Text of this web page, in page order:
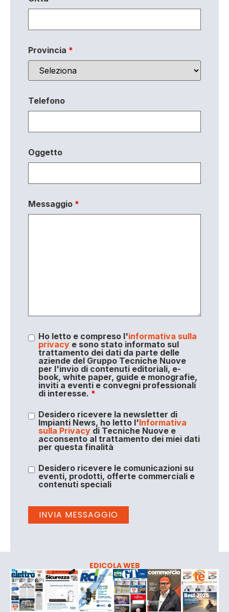
Provincia *
Telefono
Oggetto
Messaggio *
Ho letto e compreso l'informativa sulla
privacye sono stato informato sul
trattamento dei dati da parte delle
aziende del Gruppo Tecniche Nuove
per l'invio di contenuti editoriali, e-
book, white paper, guide e monografie,
inviti a eventi e convegni professionali
di interesse. *
Desidero ricevere la newsletter di
Impianti News, ho letto l'Informativa
sulla Privacydi Tecniche Nuove e
acconsento al trattamento dei miei dati
per questa finalità
Desidero ricevere le comunicazioni su
eventi, prodotti, offerte commerciali e
contenuti speciali
EDICOLA WEB